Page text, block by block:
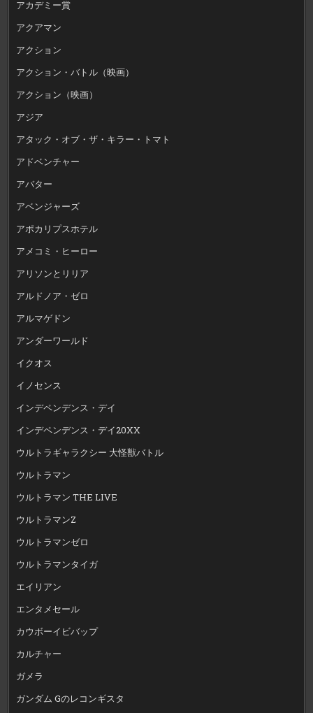
アカデミー賞
アクアマン
アクション
アクション・バトル（映画）
アクション（映画）
アジア
アタック・オブ・ザ・キラー・トマト
アドベンチャー
アバター
アベンジャーズ
アポカリプスホテル
アメコミ・ヒーロー
アリソンとリリア
アルドノア・ゼロ
アルマゲドン
アンダーワールド
イクオス
イノセンス
インデペンデンス・デイ
インデペンデンス・デイ20XX
ウルトラギャラクシー 大怪獣バトル
ウルトラマン
ウルトラマン THE LIVE
ウルトラマンZ
ウルトラマンゼロ
ウルトラマンタイガ
エイリアン
エンタメセール
カウボーイビバップ
カルチャー
ガメラ
ガンダム Gのレコンギスタ